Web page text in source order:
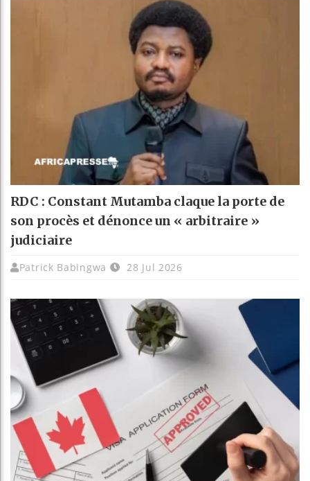
RDC : Constant Mutamba claque la porte de
son procès et dénonce un « arbitraire »
judiciaire
Patrick Babingwa 28 Jul 2026